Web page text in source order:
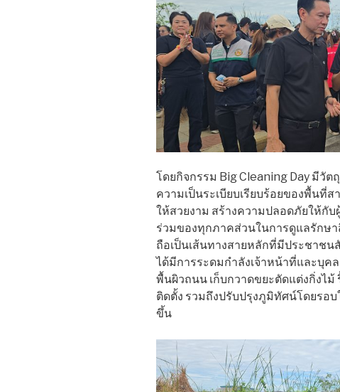
โดยกิจกรรม Big Cleaning Day มีวั
ความเป็นระเบียบเรียบร้อยของพื้นที่
ให้สวยงาม สร้างความปลอดภัยให้กั
ร่วมของทุกภาคส่วนในการดูแลรักษา
ถือเป็นเส้นทางสายหลักที่มีประชาช
ได้มีการระดมกำลังเจ้าหน้าที่และบุ
พื้นผิวถนน เก็บกวาดขยะตัดแต่งกิ่งไ
ติดตั้ง รวมถึงปรับปรุงภูมิทัศน์โดยรอบ
ขึ้น